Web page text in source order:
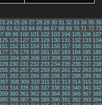
24 25 26 27 28 29 30 31 32 33 34 35 36
61 62 63 64 65 66 67 68 69 70 71 72 73
98 99 100 101 102 103 104 105 106 107
125 126 127 128 129 130 131 132 133 134
151 152 153 154 155 156 157 158 159 160
177 178 179 180 181 182 183 184 185 186
203 204 205 206 207 208 209 210 211 212
230 231 232 233 234 235 236 237 238
256 257 258 259 260 261 262 263 264
282 283 284 285 286 287 288 289 290
307 308 309 310 311 312 313 314 315 316
334 335 336 337 338 339 340 341 342
360 361 362 363 364 365 366 367 368
386 387 388 389 390 391 392 393 394